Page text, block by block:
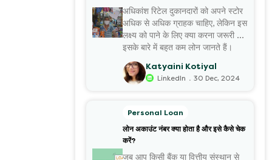
अपनी मनपसंद बाइक के मालिक होने का सुख ले
पा रहे हैं।
अधिकांश रिटेल दुकानदारों को अपने स्टोर
अधिक से अधिक ग्राहक चाहिए, लेकिन इस
लक्ष्य को पाने के लिए क्या करना जरूरी है,
इसके बारे में बहुत कम लोन जानते हैं।
आज इस लेख के माध्यम से हम दुकान की
बिक्री बढ़ा...
Katyaini Kotiyal
LinkedIn . 30 Dec, 2024
Personal Loan
लोन अकाउंट नंबर क्या होता है और इसे कैसे चेक
करें?
जब आप किसी बैंक या वित्तीय संस्थान से